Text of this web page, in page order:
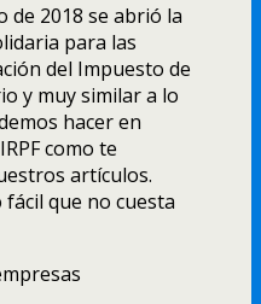
de 2018 se abrió la
para las
del Impuesto de
y muy similar a lo
hacer en
como te
artículos.
que no cuesta